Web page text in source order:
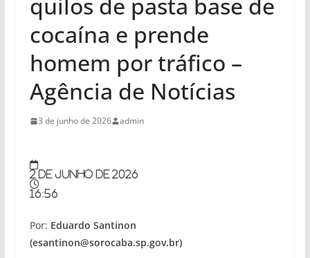
cocaína e prende
homem por tráfico –
Agência de Notícias
3 de junho de 2026 admin
2 de junho de 2026
16:56
Por: Eduardo Santinon
(esantinon@sorocaba.sp.gov.br)